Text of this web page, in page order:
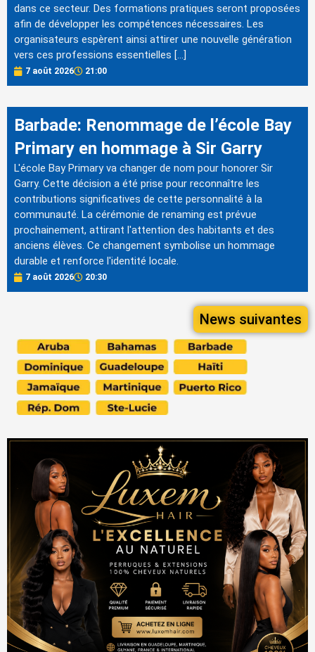
dans ce secteur. Des formations pratiques seront proposées
afin de développer les compétences nécessaires. Les
organisateurs espèrent ainsi attirer une nouvelle génération
vers ces professions essentielles […]
7 août 2026 21:00
Barbade: Renommage de l’école Bay
Primary en hommage à Sir Garry
L'école Bay Primary va changer de nom pour honorer Sir
Garry. Cette décision a été prise pour reconnaître les
contributions significatives de cette personnalité à la
communauté. La cérémonie de renaming est prévue
prochainement, attirant l'attention des habitants et des
anciens élèves. Ce changement symbolise un hommage
durable et renforce l'identité locale.
7 août 2026 20:30
News suivantes